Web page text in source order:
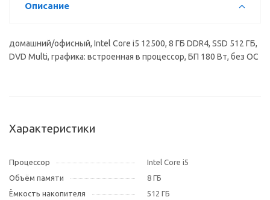
Описание
домашний/офисный, Intel Core i5 12500, 8 ГБ DDR4, SSD 512 ГБ,
DVD Multi, графика: встроенная в процессор, БП 180 Вт, без ОС
Характеристики
Процессор
Intel Core i5
Объём памяти
8 ГБ
Ёмкость накопителя
512 ГБ